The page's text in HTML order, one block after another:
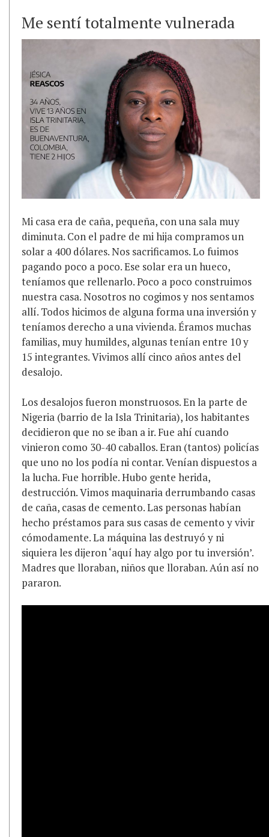
Me sentí totalmente vulnerada
Mi casa era de caña, pequeña, con una sala muy
diminuta. Con el padre de mi hija compramos un
solar a 400 dólares. Nos sacrificamos. Lo fuimos
pagando poco a poco. Ese solar era un hueco,
teníamos que rellenarlo. Poco a poco construimos
nuestra casa. Nosotros no cogimos y nos sentamos
allí. Todos hicimos de alguna forma una inversión y
teníamos derecho a una vivienda. Éramos muchas
familias, muy humildes, algunas tenían entre 10 y
15 integrantes. Vivimos allí cinco años antes del
desalojo.
Los desalojos fueron monstruosos. En la parte de
Nigeria (barrio de la Isla Trinitaria), los habitantes
decidieron que no se iban a ir. Fue ahí cuando
vinieron como 30-40 caballos. Eran (tantos) policías
que uno no los podía ni contar. Venían dispuestos a
la lucha. Fue horrible. Hubo gente herida,
destrucción. Vimos maquinaria derrumbando casas
de caña, casas de cemento. Las personas habían
hecho préstamos para sus casas de cemento y vivir
cómodamente. La máquina las destruyó y ni
siquiera les dijeron ‘aquí hay algo por tu inversión’.
Madres que lloraban, niños que lloraban. Aún así no
pararon.